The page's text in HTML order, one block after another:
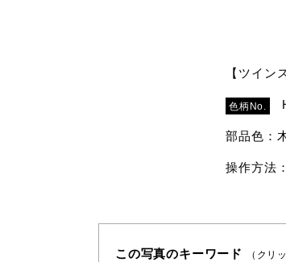
【ツイン
色柄No.
部品色：
操作方法
この写真のキーワード （クリ